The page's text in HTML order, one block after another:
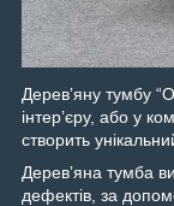
Деревʼяну тумбу
інтерʼєру, або у
створить
Деревʼяна тумба
дефектів, за